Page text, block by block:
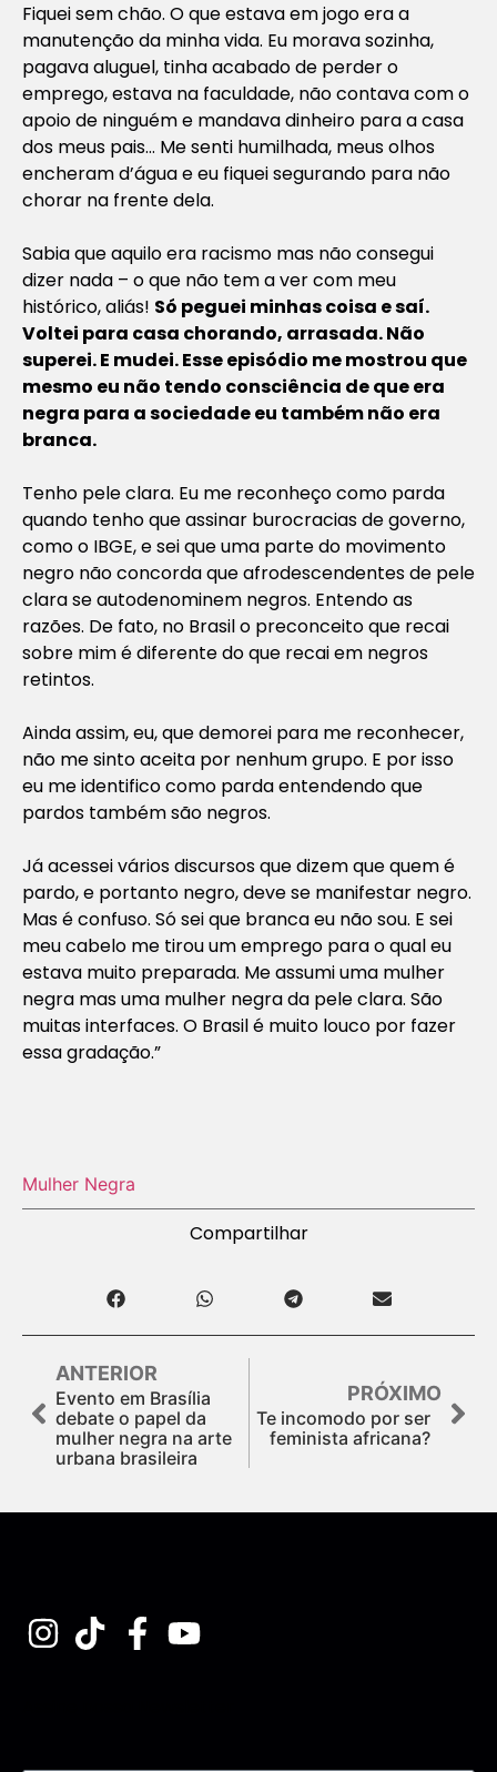
Fiquei sem chão. O que estava em jogo era a
manutenção da minha vida. Eu morava sozinha,
pagava aluguel, tinha acabado de perder o
emprego, estava na faculdade, não contava com o
apoio de ninguém e mandava dinheiro para a casa
dos meus pais… Me senti humilhada, meus olhos
encheram d’água e eu fiquei segurando para não
chorar na frente dela.
Sabia que aquilo era racismo mas não consegui
dizer nada – o que não tem a ver com meu
histórico, aliás! Só peguei minhas coisa e saí.
Voltei para casa chorando, arrasada. Não
superei. E mudei. Esse episódio me mostrou que
mesmo eu não tendo consciência de que era
negra para a sociedade eu também não era
branca.
Tenho pele clara. Eu me reconheço como parda
quando tenho que assinar burocracias de governo,
como o IBGE, e sei que uma parte do movimento
negro não concorda que afrodescendentes de pele
clara se autodenominem negros. Entendo as
razões. De fato, no Brasil o preconceito que recai
sobre mim é diferente do que recai em negros
retintos.
Ainda assim, eu, que demorei para me reconhecer,
não me sinto aceita por nenhum grupo. E por isso
eu me identifico como parda entendendo que
pardos também são negros.
Já acessei vários discursos que dizem que quem é
pardo, e portanto negro, deve se manifestar negro.
Mas é confuso. Só sei que branca eu não sou. E sei
meu cabelo me tirou um emprego para o qual eu
estava muito preparada. Me assumi uma mulher
negra mas uma mulher negra da pele clara. São
muitas interfaces. O Brasil é muito louco por fazer
essa gradação.”
Mulher Negra
Compartilhar
ANTERIOR
Evento em Brasília
debate o papel da
mulher negra na arte
urbana brasileira
PRÓXIMO
Te incomodo por ser
feminista africana?